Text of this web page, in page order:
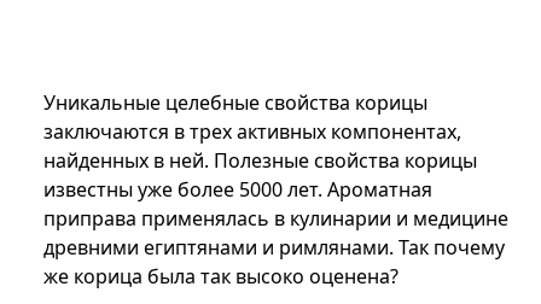
Уникальные целебные свойства корицы
заключаются в трех активных компонентах,
найденных в ней. Полезные свойства корицы
известны уже более 5000 лет. Ароматная
приправа применялась в кулинарии и медицине
древними египтянами и римлянами. Так почему
же корица была так высоко оценена?